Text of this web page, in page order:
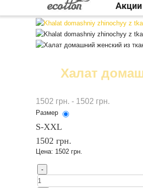
Акции
Халат
1502 грн. - 1502 грн.
Размер
S-XXL
1502 грн.
Цена: 1502 грн.